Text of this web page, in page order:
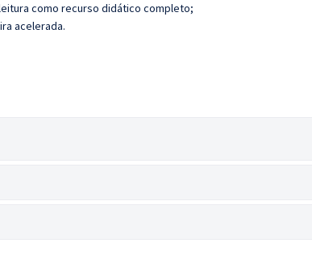
como recurso didático completo;
acelerada.